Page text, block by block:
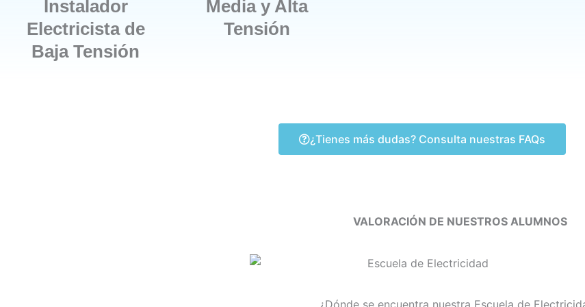
Instalador
Electricista de
Baja Tensión
Media y Alta
Tensión
¿Tienes más dudas? Consulta nuestras FAQs
VALORACIÓN DE NUESTROS ALUMNOS